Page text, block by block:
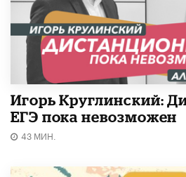
Игорь Круглинский:
ЕГЭ пока невозможен
43 МИН.